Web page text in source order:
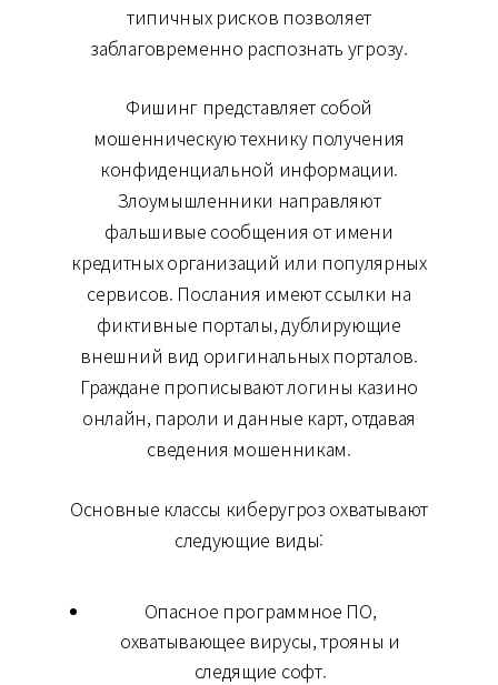
типичных рисков позволяет
заблаговременно распознать угрозу.
Фишинг представляет собой
мошенническую технику получения
конфиденциальной информации.
Злоумышленники направляют
фальшивые сообщения от имени
кредитных организаций или популярных
сервисов. Послания имеют ссылки на
фиктивные порталы, дублирующие
внешний вид оригинальных порталов.
Граждане прописывают логины казино
онлайн, пароли и данные карт, отдавая
сведения мошенникам.
Основные классы киберугроз охватывают
следующие виды:
Опасное программное ПО,
охватывающее вирусы, трояны и
следящие софт.